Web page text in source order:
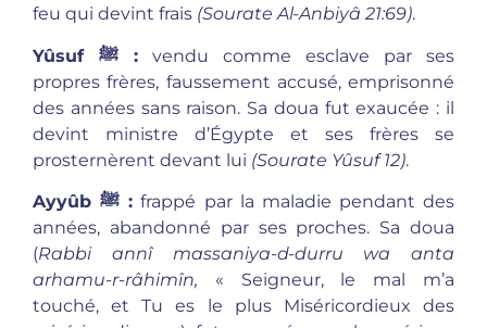
feu qui devint frais (Sourate Al-Anbiyâ 21:69).
Yûsuf ﷺ : vendu comme esclave par ses
propres frères, faussement accusé, emprisonné
des années sans raison. Sa doua fut exaucée : il
devint ministre d’Égypte et ses frères se
prosternèrent devant lui (Sourate Yûsuf 12).
Ayyûb ﷺ : frappé par la maladie pendant des
années, abandonné par ses proches. Sa doua
(Rabbi annî massaniya-d-durru wa anta
arhamu-r-râhimîn, « Seigneur, le mal m’a
touché, et Tu es le plus Miséricordieux des